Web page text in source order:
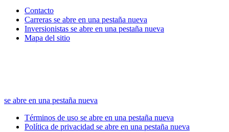
Contacto
Carreras se abre en una pestaña nueva
Inversionistas se abre en una pestaña nueva
Mapa del sitio
se abre en una pestaña nueva
Términos de uso se abre en una pestaña nueva
Política de privacidad se abre en una pestaña nueva